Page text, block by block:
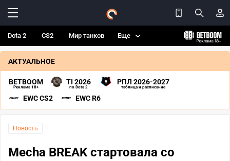
Dota 2 CS2 Мир танков Еще
АКТУАЛЬНОЕ
BETBOOM
Реклама 18+
TI 2026
по Dota 2
РПЛ 2026-2027
таблица и расписание
EWC CS2 EWC R6
Новость
Mecha BREAK стартовала со